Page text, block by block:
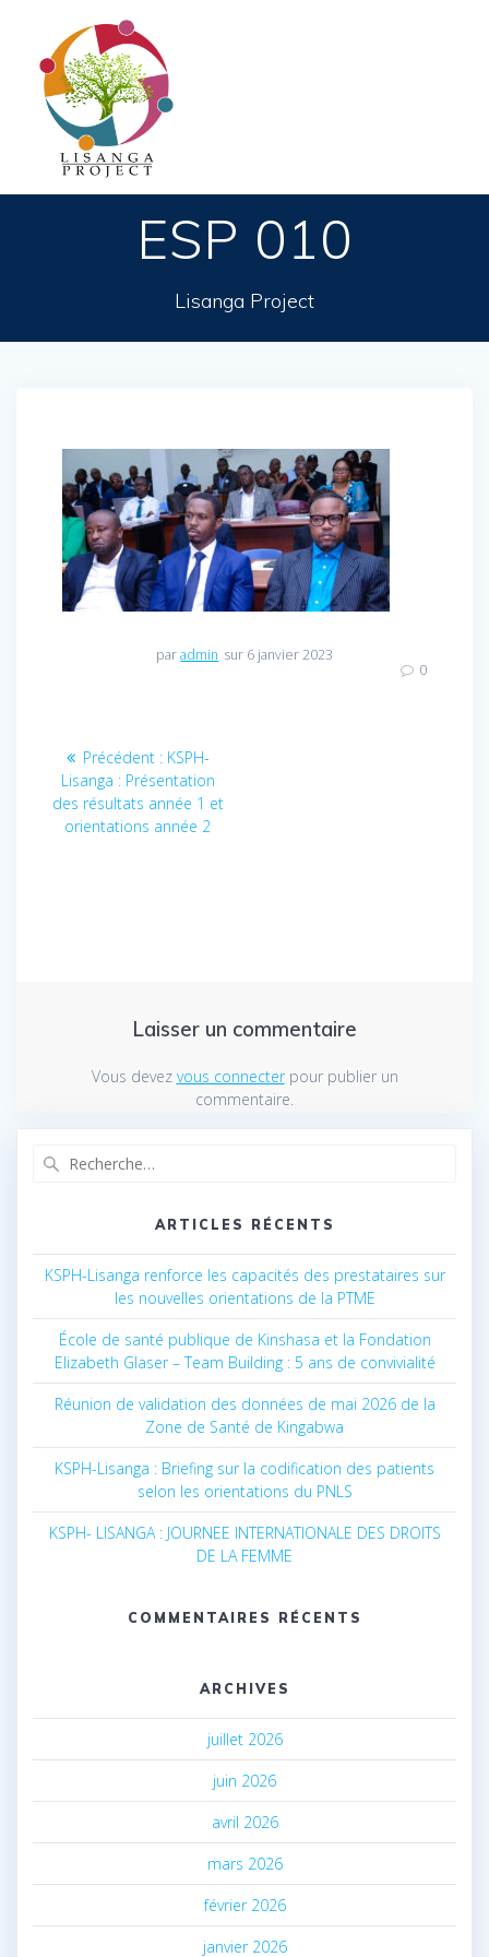
ESP 010
Lisanga Project
paradmin sur 6 janvier 2023
0
Navigation
l’article
Précédent : Article
précédent
:
KSPH-
Lisanga : Présentation
des résultats année 1 et
orientations année 2
Laisser un commentaire
Vous devez vous connecterpour publier un
commentaire.
ARTICLES RÉCENTS
KSPH-Lisanga renforce les capacités des prestataires sur
les nouvelles orientations de la PTME
École de santé publique de Kinshasa et la Fondation
Elizabeth Glaser – Team Building : 5 ans de convivialité
Réunion de validation des données de mai 2026 de la
Zone de Santé de Kingabwa
KSPH-Lisanga : Briefing sur la codification des patients
selon les orientations du PNLS
KSPH- LISANGA : JOURNEE INTERNATIONALE DES DROITS
DE LA FEMME
COMMENTAIRES RÉCENTS
ARCHIVES
juillet 2026
juin 2026
avril 2026
mars 2026
février 2026
janvier 2026